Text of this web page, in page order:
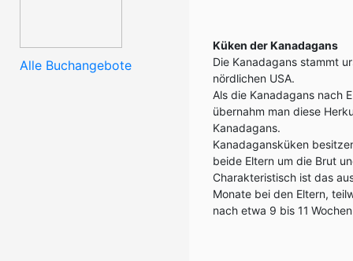
Alle Buchangebote
Küken der Kanadagans
Die Kanadagans stammt
nördlichen USA.
Als die Kanadagans nach
übernahm man diese
Kanadagans.
Kanadagansküken
beide Eltern um die Brut
Charakteristisch ist das
Monate bei den Eltern,
nach etwa 9 bis 11